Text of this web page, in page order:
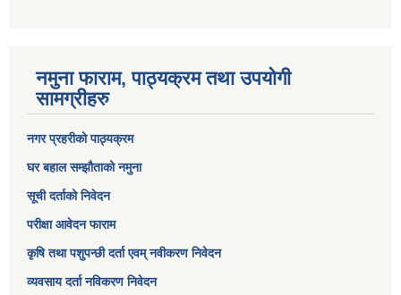
नमुना फाराम, पाठ्यक्रम तथा उपयोगी
सामग्रीहरु
नगर प्रहरीको पाठ्यक्रम
घर बहाल सम्झौताको नमुना
सूची दर्ताको निवेदन
परीक्षा आवेदन फाराम
कृषि तथा पशुपन्छी दर्ता एवम् नवीकरण निवेदन
व्यवसाय दर्ता नविकरण निवेदन